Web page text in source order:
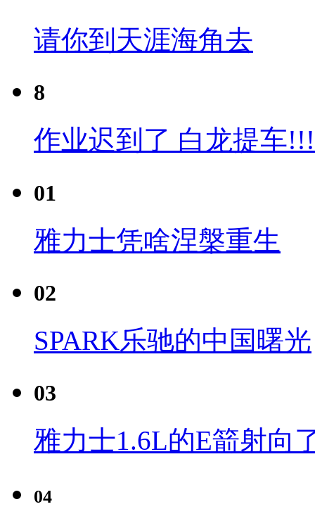
请你到天涯海角去
8
作业迟到了 白龙提车
01
雅力士凭啥涅槃重生
02
SPARK乐驰的中国曙光
03
雅力士1.6L的E箭射向
04